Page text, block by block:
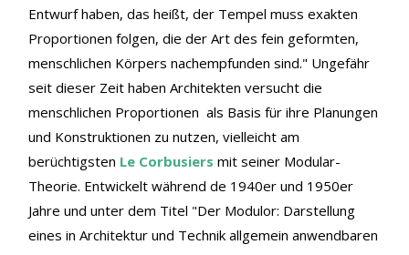
Entwurf haben, das heißt, der Tempel muss exakten
Proportionen folgen, die der Art des fein geformten,
menschlichen Körpers nachempfunden sind." Ungefähr
seit dieser Zeit haben Architekten versucht die
menschlichen Proportionen als Basis für ihre Planungen
und Konstruktionen zu nutzen, vielleicht am
berüchtigsten Le Corbusiers mit seiner Modular-
Theorie. Entwickelt während de 1940er und 1950er
Jahre und unter dem Titel "Der Modulor: Darstellung
eines in Architektur und Technik allgemein anwendbaren